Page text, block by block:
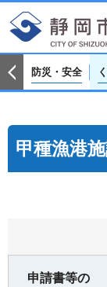
防災・安全
甲種漁港
申請書等の